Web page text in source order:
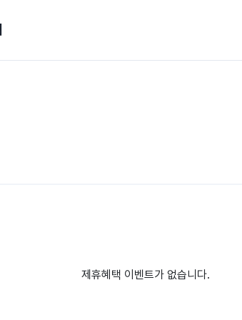
제휴혜택 이벤트가 없습니다.